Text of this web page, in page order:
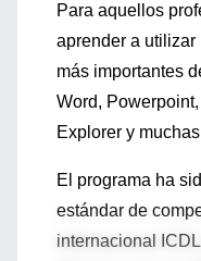
Para aquellos
aprender a
más importantes
Word,
Explorer y
El programa ha
estándar de
internacional